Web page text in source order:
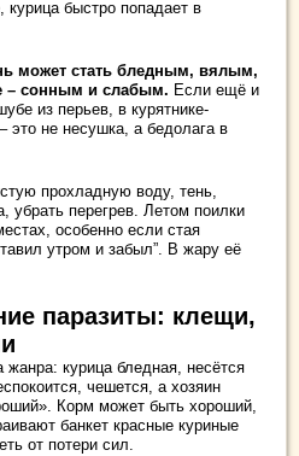
курица быстро попадает в
может стать бледным, вялым,
– сонным и слабым. Если ещё и
из перьев, в курятнике-
это не несушка, а бедолага в
прохладную воду, тень,
убрать перегрев. Летом поилки
особенно если стая
утром и забыл”. В жару её
паразиты: клещи,
жанра: курица бледная, несётся
чешется, а хозяин
Корм может быть хороший,
банкет красные куриные
от потери сил.